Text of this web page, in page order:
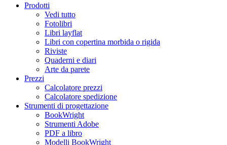
Prodotti
Vedi tutto
Fotolibri
Libri layflat
Libri con copertina morbida o rigida
Riviste
Quaderni e diari
Arte da parete
Prezzi
Calcolatore prezzi
Calcolatore spedizione
Strumenti di progettazione
BookWright
Strumenti Adobe
PDF a libro
Modelli BookWright